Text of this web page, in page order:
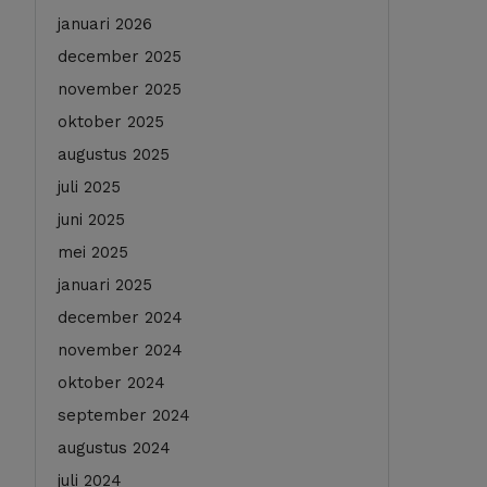
januari 2026
december 2025
november 2025
oktober 2025
augustus 2025
juli 2025
juni 2025
mei 2025
januari 2025
december 2024
november 2024
oktober 2024
september 2024
augustus 2024
juli 2024